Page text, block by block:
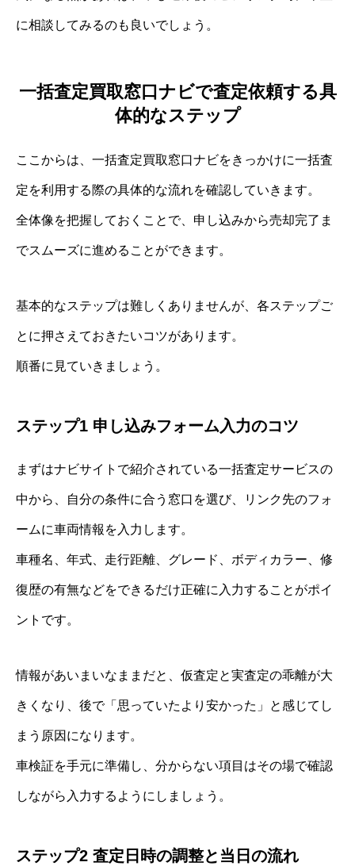
に相談してみるのも良いでしょう。
一括査定買取窓口ナビで査定依頼する具
体的なステップ
ここからは、一括査定買取窓口ナビをきっかけに一括査
定を利用する際の具体的な流れを確認していきます。
全体像を把握しておくことで、申し込みから売却完了ま
でスムーズに進めることができます。
基本的なステップは難しくありませんが、各ステップご
とに押さえておきたいコツがあります。
順番に見ていきましょう。
ステップ1 申し込みフォーム入力のコツ
まずはナビサイトで紹介されている一括査定サービスの
中から、自分の条件に合う窓口を選び、リンク先のフォ
ームに車両情報を入力します。
車種名、年式、走行距離、グレード、ボディカラー、修
復歴の有無などをできるだけ正確に入力することがポイ
ントです。
情報があいまいなままだと、仮査定と実査定の乖離が大
きくなり、後で「思っていたより安かった」と感じてし
まう原因になります。
車検証を手元に準備し、分からない項目はその場で確認
しながら入力するようにしましょう。
ステップ2 査定日時の調整と当日の流れ